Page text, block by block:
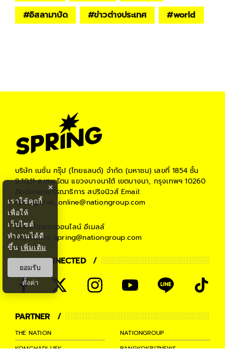
#อิสลามาบัด #ข่าวต่างประเทศ #world
บริษัท เนชั่น กรุ๊ป (ไทยแลนด์) จำกัด (มหาชน) เลขที่ 1854 ชั้น
9,10,11 ถ.เทพรัตน แขวงบางนาใต้ เขตบางนา, กรุงเทพฯ 10260
ติดต่อกองบรรณาธิการ สปริงนิวส์Email:
springnews_online@nationgroup.com
ติดต่อโฆษณาออนไลน์ อีเมลล์
teamsales_spring@nationgroup.com
STAY CONNECTED
PARTNER
THE NATION
NATIONGROUP
KOMCHADLUEK
BANGKOKBIZNEWS
×
เราใช้คุกกี้
เพื่อให้
เว็บไซต์
ทำงานได้ดี
ขึ้น เพิ่มเติม
ยอมรับ
ตั้งค่า